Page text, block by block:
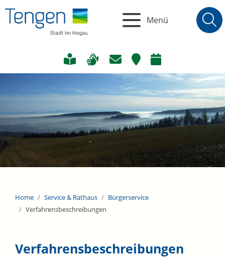
Menü
Home Service & Rathaus
Bürgerservice
Verfahrensbeschreibungen
Verfahrensbeschreibungen